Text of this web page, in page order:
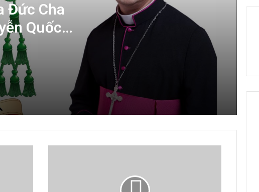
Đức Cha
Quốc
THƯ GỬI SINH VIÊN, HỌC SINH CÔNG
GIÁO NHÂN DỊP MỪNG XUÂN BÍNH NGỌ
THƯ GỬI ANH CHỊ EM GIÁO CHỨC CÔNG
GIÁO NHÂN NGÀY NHÀ GIÁO VIỆT NAM
20/11/2025
THƯ CHUNG NĂM 2025 CỦA HỘI ĐỒNG
LOAN BÁO TIN MỪNG